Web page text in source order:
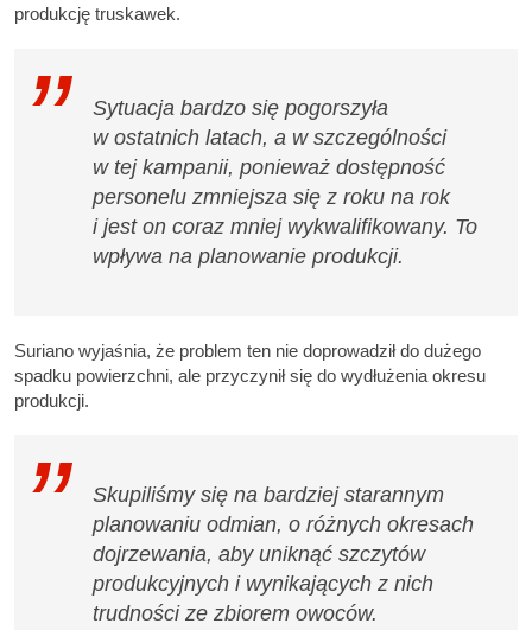
produkcję truskawek.
Sytuacja bardzo się pogorszyła
w ostatnich latach, a w szczególności
w tej kampanii, ponieważ dostępność
personelu zmniejsza się z roku na rok
i jest on coraz mniej wykwalifikowany. To
wpływa na planowanie produkcji.
Suriano wyjaśnia, że problem ten nie doprowadził do dużego
spadku powierzchni, ale przyczynił się do wydłużenia okresu
produkcji.
Skupiliśmy się na bardziej starannym
planowaniu odmian, o różnych okresach
dojrzewania, aby uniknąć szczytów
produkcyjnych i wynikających z nich
trudności ze zbiorem owoców.